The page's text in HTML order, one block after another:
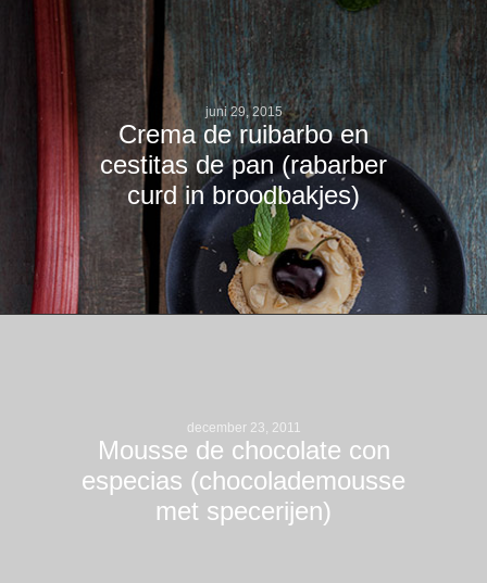
juni 29, 2015
Crema de ruibarbo en
cestitas de pan (rabarber
curd in broodbakjes)
december 23, 2011
Mousse de chocolate con
especias (chocolademousse
met specerijen)